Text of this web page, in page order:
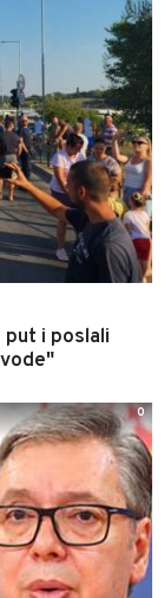
put i poslali
0